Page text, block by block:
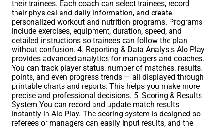
their trainees. Each coach can select trainees, record
their physical and daily information, and create
personalized workout and nutrition programs. Programs
include exercises, equipment, duration, speed, and
detailed instructions so trainees can follow the plan
without confusion. 4. Reporting & Data Analysis Alo Play
provides advanced analytics for managers and coaches.
You can track player status, number of matches, results,
points, and even progress trends — all displayed through
printable charts and reports. This helps you make more
precise and professional decisions. 5. Scoring & Results
System You can record and update match results
instantly in Alo Play. The scoring system is designed so
referees or managers can easily input results, and the